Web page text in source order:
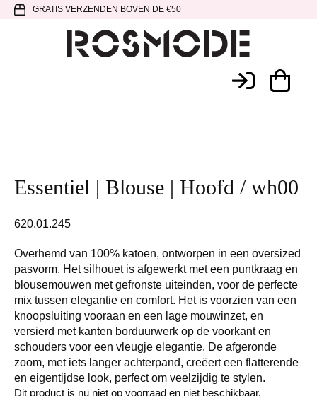
Spring
hoofdnavigatie
Door
SpringGRATIS VERZENDEN BOVEN DE €50
Essentiel | Blouse | Hoofd / wh00
620.01.245
Overhemd van 100% katoen, ontworpen in een oversized
pasvorm. Het silhouet is afgewerkt met een puntkraag en
blousemouwen met gefronste uiteinden, voor de perfecte
mix tussen elegantie en comfort. Het is voorzien van een
knoopsluiting vooraan en een lage mouwinzet, en
versierd met kanten borduurwerk op de voorkant en
schouders voor een vleugje elegantie. De afgeronde
zoom, met iets langer achterpand, creëert een flatterende
en eigentijdse look, perfect om veelzijdig te stylen.
Dit product is nu niet op voorraad en niet beschikbaar.